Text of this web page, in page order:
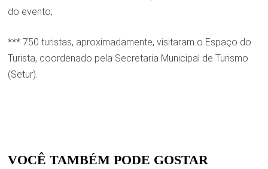
do evento;
*** 750 turistas, aproximadamente, visitaram o Espaço do
Turista, coordenado pela Secretaria Municipal de Turismo
(Setur).
VOCÊ TAMBÉM PODE GOSTAR